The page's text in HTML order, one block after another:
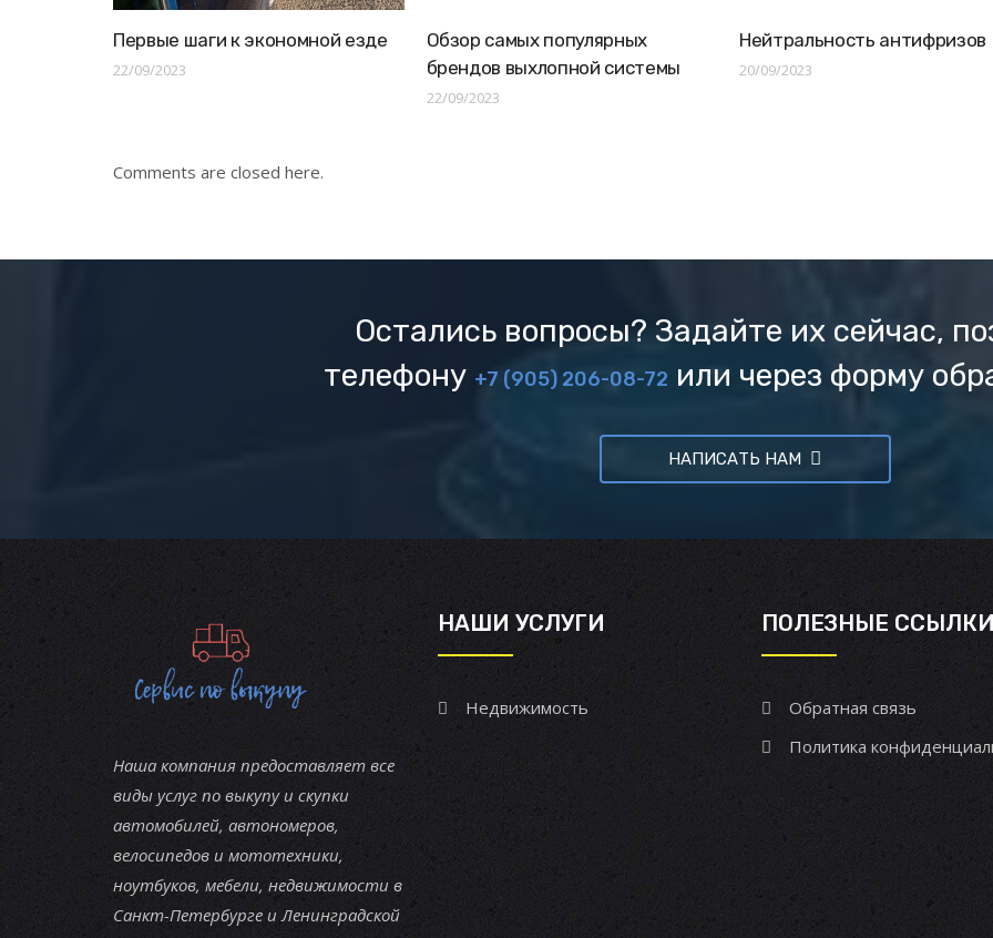
Первые шаги к экономной езде
22/09/2023
Обзор самых популярных
брендов выхлопной системы
22/09/2023
Нейтральность антифризов
20/09/2023
Comments are closed here.
Остались вопросы? Задайте их сейчас,
телефону +7 (905) 206-08-72 или через форму
НАПИСАТЬ НАМ
Наша компания предоставляет все
виды услуг по выкупу и скупки
автомобилей, автономеров,
велосипедов и мототехники,
ноутбуков, мебели, недвижимости в
Санкт-Петербурге и Ленинградской
НАШИ УСЛУГИ
Недвижимость
ПОЛЕЗНЫЕ
Обратная связь
Политика